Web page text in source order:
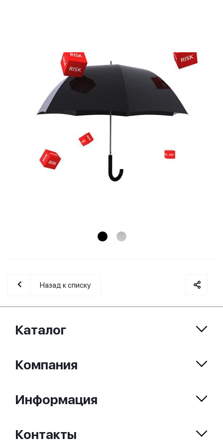
Назад к списку
Контакты
Каталог
Компания
Информация